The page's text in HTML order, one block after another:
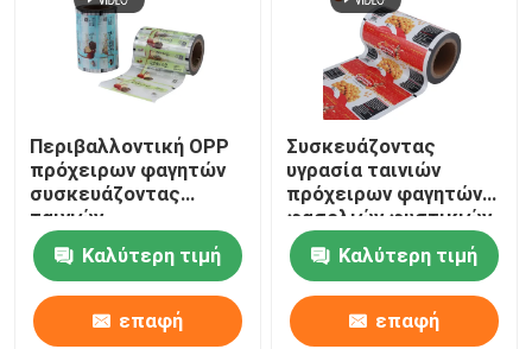
Περιβαλλοντική OPP
πρόχειρων φαγητών
συσκευάζοντας
ταινιών
τοποθετημένη σε
στρώματα BOPP
συσκευάζοντας ταινία
περικαλυμμάτων
τροφίμων ταινιών
Καλύτερη τιμή
επαφή
Συσκευάζοντας
υγρασία ταινιών
πρόχειρων φαγητών
φασολιών φυστικιών
- εύκαμπτη εκτύπωση
βαθμού τροφίμων
συσκευασίας ρόλων
απόδειξης πλαστική
Καλύτερη τιμή
επαφή